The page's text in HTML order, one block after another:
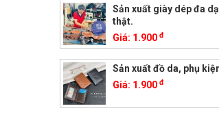
Sản xuất giày dép đa
thật.
Giá: 1.900 đ
Sản xuất đồ da, phụ
Giá: 1.900 đ